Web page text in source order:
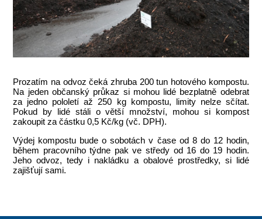
Prozatím na odvoz čeká zhruba 200 tun hotového kompostu.
Na jeden občanský průkaz si mohou lidé bezplatně odebrat
za jedno pololetí až 250 kg kompostu, limity nelze sčítat.
Pokud by lidé stáli o větší množství, mohou si kompost
zakoupit za částku 0,5 Kč/kg (vč. DPH).
Výdej kompostu bude o sobotách v čase od 8 do 12 hodin,
během pracovního týdne pak ve středy od 16 do 19 hodin.
Jeho odvoz, tedy i nakládku a obalové prostředky, si lidé
zajišťují sami.